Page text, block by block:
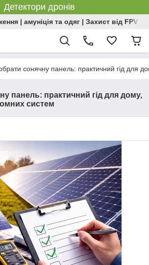
Детектори дронів
| амуніція та одяг | Захист від FPV |
сонячну панель: практичний гід для
панель: практичний гід для дому,
систем